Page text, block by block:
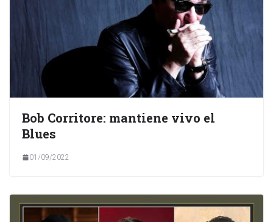
Bob Corritore: mantiene vivo el
Blues
01/09/2022